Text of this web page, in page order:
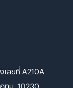
เลขที่ A210A
ทม. 10230